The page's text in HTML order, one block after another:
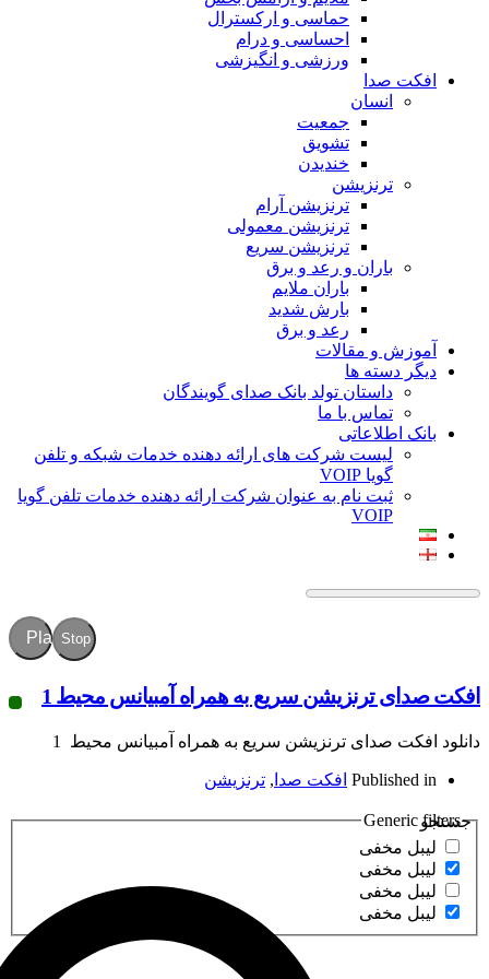
حماسی و ارکسترال
احساسی و درام
ورزشی و انگیزشی
صدا
ترنزیشن آرام
ترنزیشن معمولی
ترنزیشن سریع
باران و رعد و برق
باران ملایم
بارش شدید
رعد و برق
و مقالات
ها
داستان تولد بانک صدای گویندگان
تماس با ما
لیست شرکت های ارائه دهنده خدمات شبکه و تلفن
ثبت نام به عنوان شرکت ارائه دهنده خدمات تلفن گویا
ترنزیشن سریع به همراه آمبیانس محیط 1
صدای ترنزیشن سریع به همراه آمبیانس محیط 1
افکت صدا,ترنزیشن
مخفی
مخفی
مخفی
مخفی